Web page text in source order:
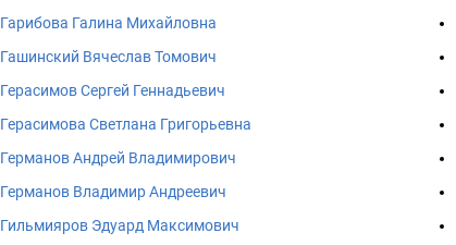
Гарибова Галина Михайловна
Гашинский Вячеслав Томович
Герасимов Сергей Геннадьевич
Герасимова Светлана Григорьевна
Германов Андрей Владимирович
Германов Владимир Андреевич
Гильмияров Эдуард Максимович